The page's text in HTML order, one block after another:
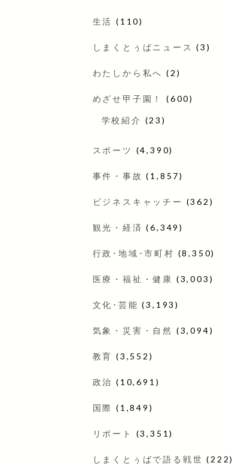
生活 (110)
しまくとぅばニュース (3)
わたしから私へ (2)
めざせ甲子園！ (600)
学校紹介 (23)
スポーツ (4,390)
事件・事故 (1,857)
ビジネスキャッチー (362)
観光・経済 (6,349)
行政･地域･市町村 (8,350)
医療・福祉・健康 (3,003)
文化･芸能 (3,193)
気象・災害・自然 (3,094)
教育 (3,552)
政治 (10,691)
国際 (1,849)
リポート (3,351)
しまくとぅばで語る戦世 (222)